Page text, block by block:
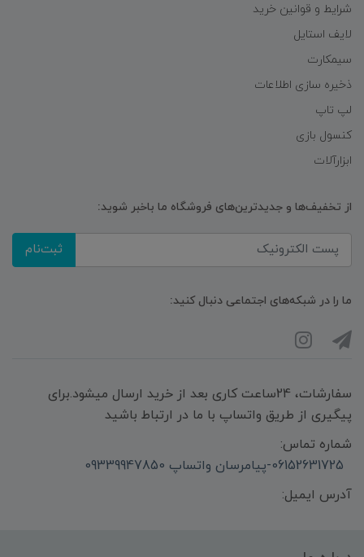
شرایط و قوانین خرید
لایف استایل
سیمکارت
ذخیره سازی اطلاعات
لپ تاپ
کنسول بازی
ابزارآلات
از تخفیف‌ها و جدیدترین‌های فروشگاه ما باخبر شوید:
ثبت‌نام
ما را در شبکه‌های اجتماعی دنبال کنید:
سفارشات، 24ساعت کاری بعد از خرید ارسال میشود.برای
پیگیری از طریق واتساپ با ما در ارتباط باشید
شماره تماس:
06152631725-پیامرسان واتساپ 09339947850
آدرس ایمیل: